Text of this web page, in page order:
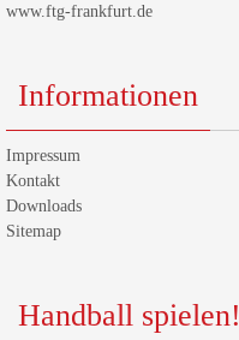
www.ftg-frankfurt.de
Informationen
Impressum
Kontakt
Downloads
Sitemap
Handball spielen!